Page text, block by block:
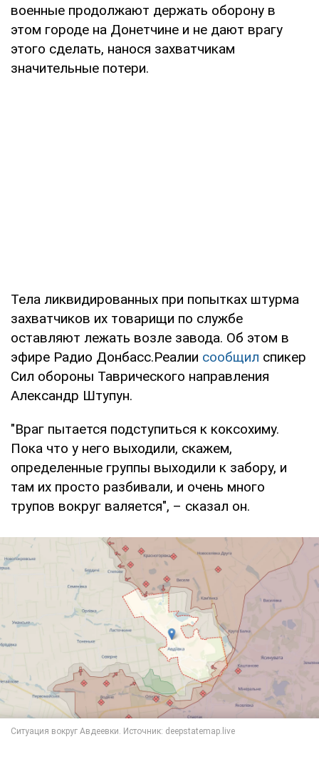
военные продолжают держать оборону в
этом городе на Донетчине и не дают врагу
этого сделать, нанося захватчикам
значительные потери.
Тела ликвидированных при попытках штурма
захватчиков их товарищи по службе
оставляют лежать возле завода. Об этом в
эфире Радио Донбасс.Реалии сообщил спикер
Сил обороны Таврического направления
Александр Штупун.
"Враг пытается подступиться к коксохиму.
Пока что у него выходили, скажем,
определенные группы выходили к забору, и
там их просто разбивали, и очень много
трупов вокруг валяется", – сказал он.